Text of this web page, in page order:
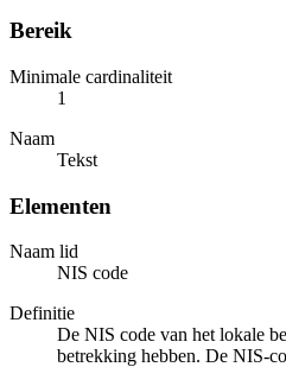
Bereik
Minimale cardinaliteit
1
Naam
Tekst
Elementen
Naam lid
NIS code
Definitie
De NIS code van het lokale
betrekking hebben. De NIS-